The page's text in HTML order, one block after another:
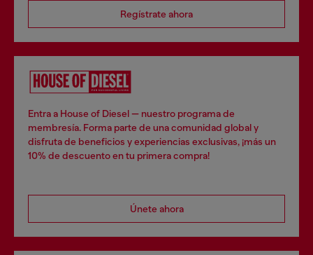
Regístrate ahora
Entra a House of Diesel — nuestro programa de
membresía. Forma parte de una comunidad global y
disfruta de beneficios y experiencias exclusivas, ¡más un
10% de descuento en tu primera compra!
Únete ahora